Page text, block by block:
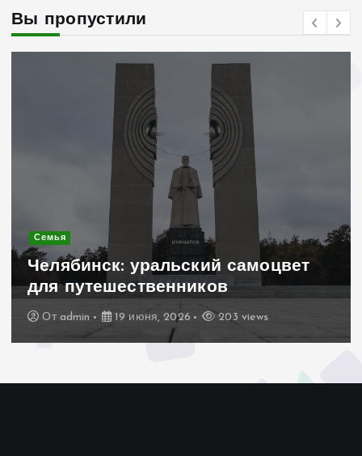
Вы пропустили
Современное строительство
Керамогранит «под дерево»:
стильное и практичное решение
для дачного домика
От admin 19 июня, 2026 193 views